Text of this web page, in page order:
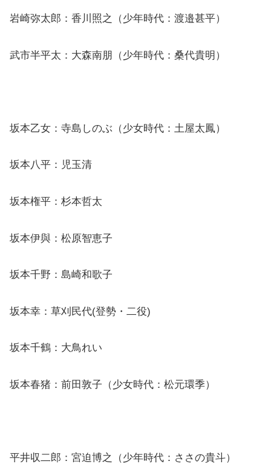
岩崎弥太郎：香川照之（少年時代：渡邉甚平）
武市半平太：大森南朋（少年時代：桑代貴明）
坂本乙女：寺島しのぶ（少女時代：土屋太鳳）
坂本八平：児玉清
坂本権平：杉本哲太
坂本伊與：松原智恵子
坂本千野：島崎和歌子
坂本幸：草刈民代(登勢・二役)
坂本千鶴：大鳥れい
坂本春猪：前田敦子（少女時代：松元環季）
平井収二郎：宮迫博之（少年時代：ささの貴斗）